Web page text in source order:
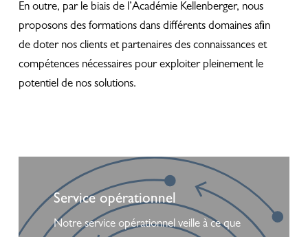
En outre, par le biais de l’Académie Kellenberger, nous
proposons des formations dans différents domaines afin
de doter nos clients et partenaires des connaissances et
compétences nécessaires pour exploiter pleinement le
potentiel de nos solutions.
Service opérationnel
Notre service opérationnel veille à ce que